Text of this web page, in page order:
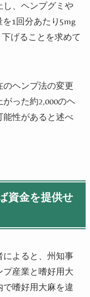
し、ヘンプグミや
1回分あたり5mg
げることを求めて
のヘンプ法の変更
った約2,000のヘ
能性があると述べ
資金を提供せ
によると、州知事
産業と嗜好用大
嗜好用大麻を違